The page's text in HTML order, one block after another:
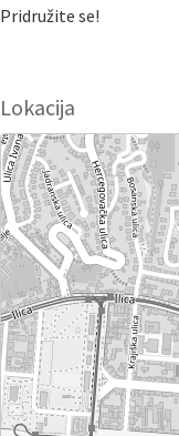
Pridružite se!
Lokacija